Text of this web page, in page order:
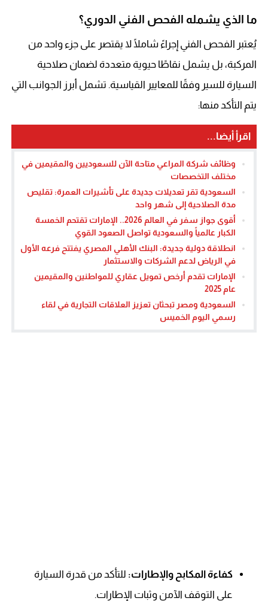
ما الذي يشمله الفحص الفني الدوري؟
يُعتبر الفحص الفني إجراءً شاملًا لا يقتصر على جزء واحد من
المركبة، بل يشمل نقاطًا حيوية متعددة لضمان صلاحية
السيارة للسير وفقًا للمعايير القياسية. تشمل أبرز الجوانب التي
يتم التأكد منها:
اقرأ أيضا...
وظائف شركة المراعي متاحة الآن للسعوديين والمقيمين في
مختلف التخصصات
السعودية تقر تعديلات جديدة على تأشيرات العمرة: تقليص
مدة الصلاحية إلى شهر واحد
أقوى جواز سفر في العالم 2026.. الإمارات تقتحم الخمسة
الكبار عالمياً والسعودية تواصل الصعود القوي
انطلاقة دولية جديدة: البنك الأهلي المصري يفتتح فرعه الأول
في الرياض لدعم الشركات والاستثمار
الإمارات تقدم أرخص تمويل عقاري للمواطنين والمقيمين
عام 2025
السعودية ومصر تبحثان تعزيز العلاقات التجارية في لقاء
رسمي اليوم الخميس
كفاءة المكابح والإطارات: للتأكد من قدرة السيارة
على التوقف الآمن وثبات الإطارات.